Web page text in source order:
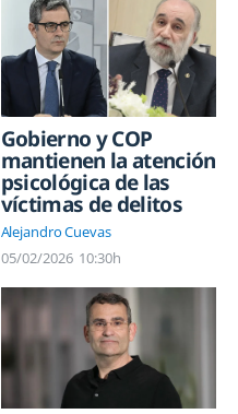
Gobierno y COP
mantienen la atención
psicológica de las
víctimas de delitos
Alejandro Cuevas
05/02/2026 10:30h